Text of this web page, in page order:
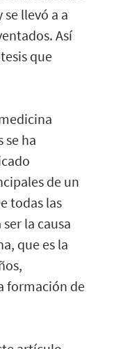
llevó a a
Así
que
se ha
de un
todas las
la causa
que es la
formación de